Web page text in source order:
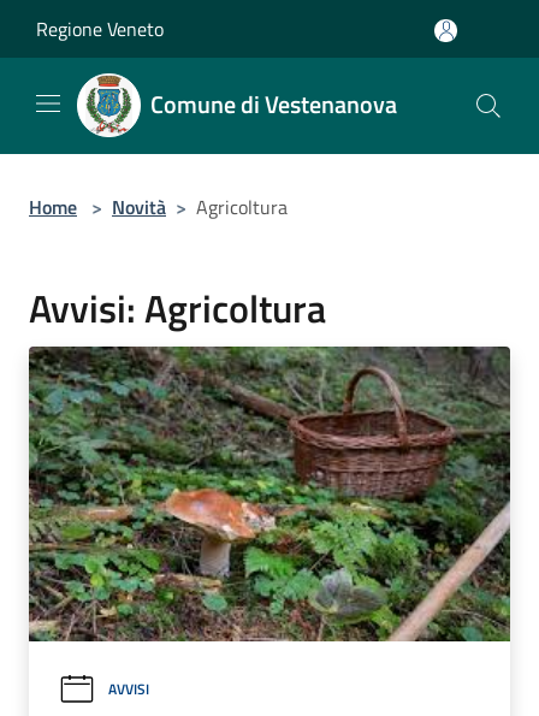
Regione Veneto
Comune di Vestenanova
Home > Novità > Agricoltura
Avvisi: Agricoltura
AVVISI